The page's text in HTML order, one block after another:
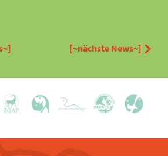
[~nächste News~]